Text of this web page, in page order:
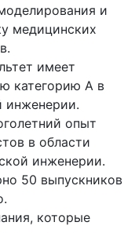
и
медицинских
имеет
категорию A в
инженерии.
опыт
в области
инженерии.
50 выпускников
которые